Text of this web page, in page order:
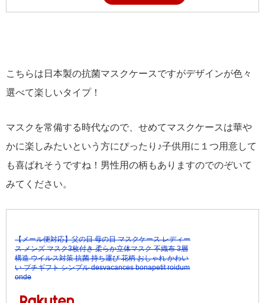
こちらは日本製の抗菌マスクケースですがデザインが色々
選べて楽しいタイプ！
マスクを常備する時代なので、せめてマスクケースは華や
かに楽しみたいという方にぴったり♪子供用に１つ用意して
も喜ばれそうですね！男性用の柄もありますのでのぞいて
みてください。
【メール便対応】父の日 母の日 マスクケース レディー
ス メンズ マスク3枚付き 柔らか立体マスク 不織布 3層
構造 ウイルス対策 抗菌 持ち運び 花柄 おしゃれ かわい
い プチギフト シンプル desvacances bonapetit roidum
onde